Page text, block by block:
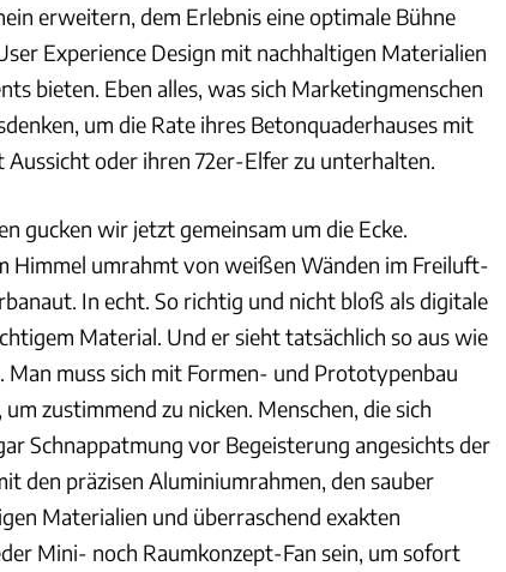
erweitern, dem Erlebnis eine optimale Bühne
Experience Design mit nachhaltigen Materialien
bieten. Eben alles, was sich Marketingmenschen
um die Rate ihres Betonquaderhauses mit
Aussicht oder ihren 72er-Elfer zu unterhalten.
gucken wir jetzt gemeinsam um die Ecke.
Himmel umrahmt von weißen Wänden im Freiluft-
In echt. So richtig und nicht bloß als digitale
Material. Und er sieht tatsächlich so aus wie
Man muss sich mit Formen- und Prototypenbau
zustimmend zu nicken. Menschen, die sich
Schnappatmung vor Begeisterung angesichts der
den präzisen Aluminiumrahmen, den sauber
Materialien und überraschend exakten
Mini- noch Raumkonzept-Fan sein, um sofort